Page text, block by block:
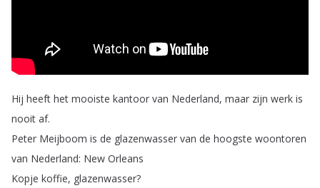
Hij heeft het mooiste kantoor van Nederland, maar zijn werk is
nooit af.
Peter Meijboom is de glazenwasser van de hoogste woontoren
van Nederland: New Orleans
Kopje koffie, glazenwasser?